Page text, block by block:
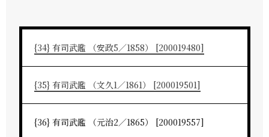
{34} 有司武鑑 （安政5／1858） [200019480]
{35} 有司武鑑 （文久1／1861） [200019501]
{36} 有司武鑑 （元治2／1865） [200019557]